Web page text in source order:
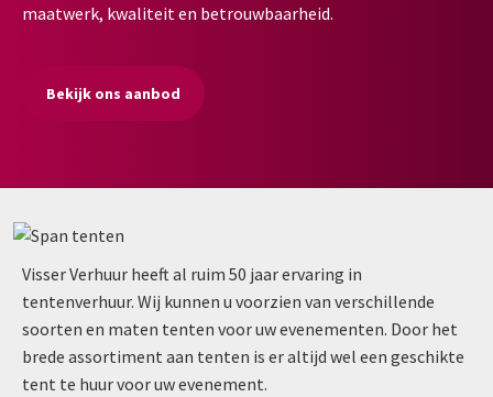
maatwerk, kwaliteit en betrouwbaarheid.
Bekijk ons aanbod
Visser Verhuur heeft al ruim 50 jaar ervaring in
tentenverhuur. Wij kunnen u voorzien van verschillende
soorten en maten tenten voor uw evenementen. Door het
brede assortiment aan tenten is er altijd wel een geschikte
tent te huur voor uw evenement.